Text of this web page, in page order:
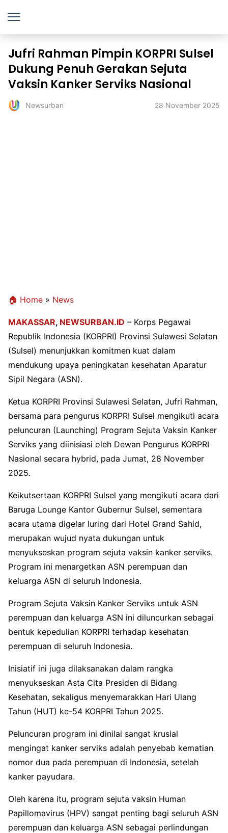
Jufri Rahman Pimpin KORPRI Sulsel
Dukung Penuh Gerakan Sejuta
Vaksin Kanker Serviks Nasional
Newsurban 28 November 2025
🏠 Home » News
MAKASSAR, NEWSURBAN.ID – Korps Pegawai
Republik Indonesia (KORPRI) Provinsi Sulawesi Selatan
(Sulsel) menunjukkan komitmen kuat dalam
mendukung upaya peningkatan kesehatan Aparatur
Sipil Negara (ASN).
Ketua KORPRI Provinsi Sulawesi Selatan, Jufri Rahman,
bersama para pengurus KORPRI Sulsel mengikuti acara
peluncuran (Launching) Program Sejuta Vaksin Kanker
Serviks yang diinisiasi oleh Dewan Pengurus KORPRI
Nasional secara hybrid, pada Jumat, 28 November
2025.
​Keikutsertaan KORPRI Sulsel yang mengikuti acara dari
Baruga Lounge Kantor Gubernur Sulsel, sementara
acara utama digelar luring dari Hotel Grand Sahid,
merupakan wujud nyata dukungan untuk
menyukseskan program sejuta vaksin kanker serviks.
Program ini menargetkan ASN perempuan dan
keluarga ASN di seluruh Indonesia.
​Program Sejuta Vaksin Kanker Serviks untuk ASN
perempuan dan keluarga ASN ini diluncurkan sebagai
bentuk kepedulian KORPRI terhadap kesehatan
perempuan di seluruh Indonesia.
Inisiatif ini juga dilaksanakan dalam rangka
menyukseskan Asta Cita Presiden di Bidang
Kesehatan, sekaligus menyemarakkan Hari Ulang
Tahun (HUT) ke-54 KORPRI Tahun 2025.
​Peluncuran program ini dinilai sangat krusial
mengingat kanker serviks adalah penyebab kematian
nomor dua pada perempuan di Indonesia, setelah
kanker payudara.
Oleh karena itu, program sejuta vaksin Human
Papillomavirus (HPV) sangat penting bagi seluruh ASN
perempuan dan keluarga ASN sebagai perlindungan